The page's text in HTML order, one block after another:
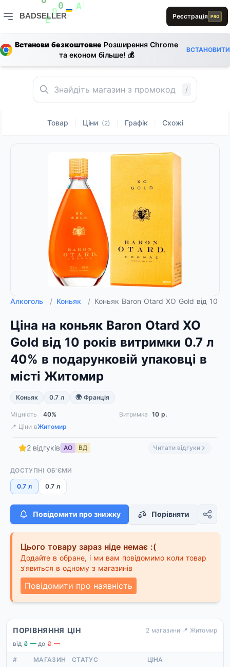
L
D
0
E
0
0
E
0
BADSELLER
BADSELLER — порівняння цін і знижки
Реєстрація PRO
Встанови безкоштовне Розширення Chrome
та економ більше! 💰
ВСТАНОВИТИ
/
Товар Ціни (2) Графік Схожі
Алкоголь / Коньяк / Коньяк Baron Otard XO Gold від 10
Ціна на коньяк Baron Otard XO
Gold від 10 років витримки 0.7 л
40% в подарунковій упаковці в
місті Житомир
Коньяк 0.7 л 🌍 Франція
Міцність 40% Витримка 10 р.
📍 Ціни вЖитомир
2 відгуків АО ВД Читати відгуки
ДОСТУПНІ ОБ'ЄМИ
0.7 л 0.7 л
Повідомити про знижку Порівняти
Цього товару зараз ніде немає :(
Додайте в обране, і ми вам повідомимо коли товар
з'явиться в одному з магазинів
Повідомити про наявність
ПОРІВНЯННЯ ЦІН 2 магазини· 📍 Житомир
від ₴ —·до ₴ —
# МАГАЗИН СТАТУС ЦІНА